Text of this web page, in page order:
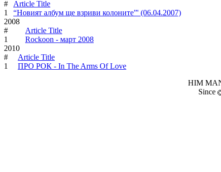
#
Article Title
1
“Новият албум ще взриви колоните”' (06.04.2007)
2008
#
Article Title
1
Rockoon - март 2008
2010
#
Article Title
1
ПРО РОК - In The Arms Of Love
HIM
Since